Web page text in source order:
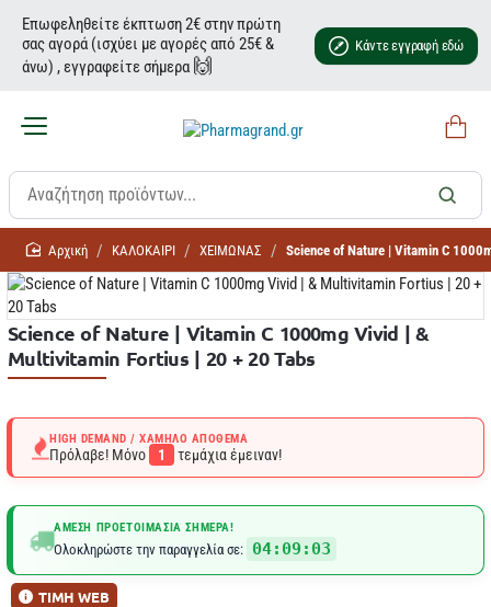
Επωφεληθείτε έκπτωση 2€ στην πρώτη
σας αγορά (ισχύει με αγορές από 25€ &
άνω) , εγγραφείτε σήμερα 🙌
Κάντε εγγραφή εδώ
homeΚΑΛΟΚΑΙΡΙ ΧΕΙΜΩΝΑΣ Science of Nature | Vitamin C
Science of Nature | Vitamin C 1000mg Vivid | &
Multivitamin Fortius | 20 + 20 Tabs
HIGH DEMAND / ΧΑΜΗΛΌ ΑΠΌΘΕΜΑ
Πρόλαβε! Μόνο 1 τεμάχια έμειναν!
ΆΜΕΣΗ ΠΡΟΕΤΟΙΜΑΣΊΑ ΣΉΜΕΡΑ!
Ολοκληρώστε την παραγγελία σε: 04:09:03
ΤΙΜΗ WEB